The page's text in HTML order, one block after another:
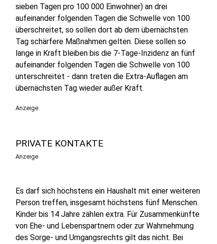
sieben Tagen pro 100 000 Einwohner) an drei
aufeinander folgenden Tagen die Schwelle von 100
überschreitet, so sollen dort ab dem übernächsten
Tag schärfere Maßnahmen gelten. Diese sollen so
lange in Kraft bleiben bis die 7-Tage-Inzidenz an fünf
aufeinander folgenden Tagen die Schwelle von 100
unterschreitet - dann treten die Extra-Auflagen am
übernächsten Tag wieder außer Kraft.
Anzeige
PRIVATE KONTAKTE
Anzeige
Es darf sich höchstens ein Haushalt mit einer weiteren
Person treffen, insgesamt höchstens fünf Menschen.
Kinder bis 14 Jahre zählen extra. Für Zusammenkünfte
von Ehe- und Lebenspartnern oder zur Wahrnehmung
des Sorge- und Umgangsrechts gilt das nicht. Bei